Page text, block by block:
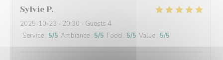
Sylvie P
2025-10-23 - 20:30 - Guests 4
Service : 5/5 Ambiance : 5/5 Food : 5/5 Value : 5/5